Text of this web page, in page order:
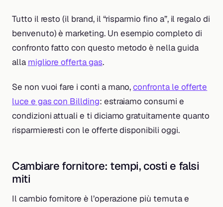
Tutto il resto (il brand, il “risparmio fino a”, il regalo di
benvenuto) è marketing. Un esempio completo di
confronto fatto con questo metodo è nella guida
alla migliore offerta gas.
Se non vuoi fare i conti a mano,confronta le offerte
luce e gas con Billding: estraiamo consumi e
condizioni attuali e ti diciamo gratuitamente quanto
risparmieresti con le offerte disponibili oggi.
Cambiare fornitore: tempi, costi e falsi
miti
Il cambio fornitore è l’operazione più temuta e